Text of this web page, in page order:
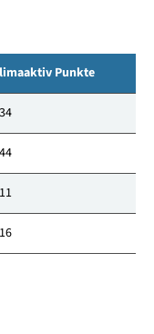
Punkte